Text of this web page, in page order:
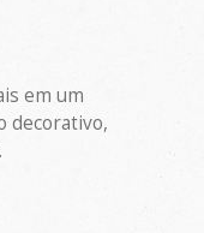
em um
decorativo,